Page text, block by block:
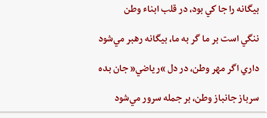
بيگانه‌ را جا كي‌ بود، در قلب‌ ابناء وطن
ننگي ‌است ‌بر ما گر به ‌ما، بيگانه‌ رهبر مي‌شود
داري‌ اگر مهر وطن،‌ در دل‌ “رياضي”‌ جان ‌بده‌
سرباز جانباز وطن،‌ بر جمله سرور مي‌شود